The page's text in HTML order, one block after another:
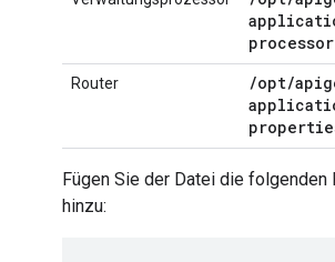
processor
Router /opt/
Fügen Sie der Datei die folgenden
hinzu: